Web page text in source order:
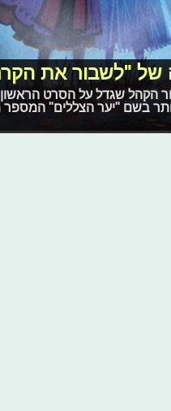
של "לשבור את
הקהל שגדל על הסרט
בשם "יער הצללים" המספר